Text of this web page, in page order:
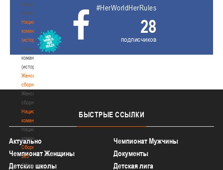
Национальная
команда
Национальная
команда
(история)
Национальная
команда
(история)
Женские
сборные
Женские
сборные
Национальная
команда
Национальная
команда
Сборные
3х3
Сборные
#HerWorldHerRules
28
подписчиков
БЫСТРЫЕ ССЫЛКИ
Актуально
Чемпионат Мужчины
Чемпионат Женщины
Документы
Детские школы
Детская лига